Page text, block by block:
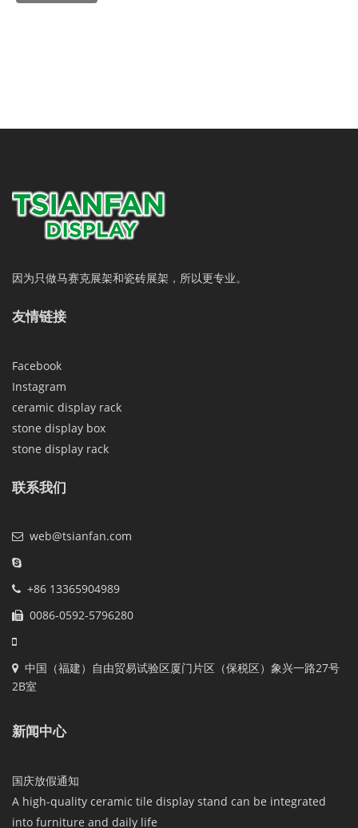
因为只做马赛克展架和瓷砖展架，所以更专业。
友情链接
Facebook
Instagram
ceramic display rack
stone display box
stone display rack
联系我们
web@tsianfan.com
+86 13365904989
0086-0592-5796280
中国（福建）自由贸易试验区厦门片区（保税区）象兴一路27号
2B室
新闻中心
国庆放假通知
A high-quality ceramic tile display stand can be integrated
into furniture and daily life